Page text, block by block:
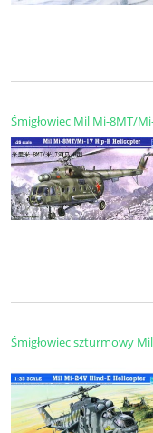
Śmigłowiec Mil Mi-8MT/
Śmigłowiec szturmowy Mil